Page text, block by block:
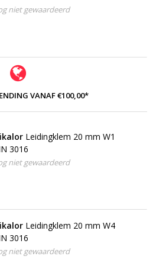
niet gewaardeerd
VANAF €100,00*
Leidingklem 20 mm W1
3016
niet gewaardeerd
Leidingklem 20 mm W4
3016
niet gewaardeerd